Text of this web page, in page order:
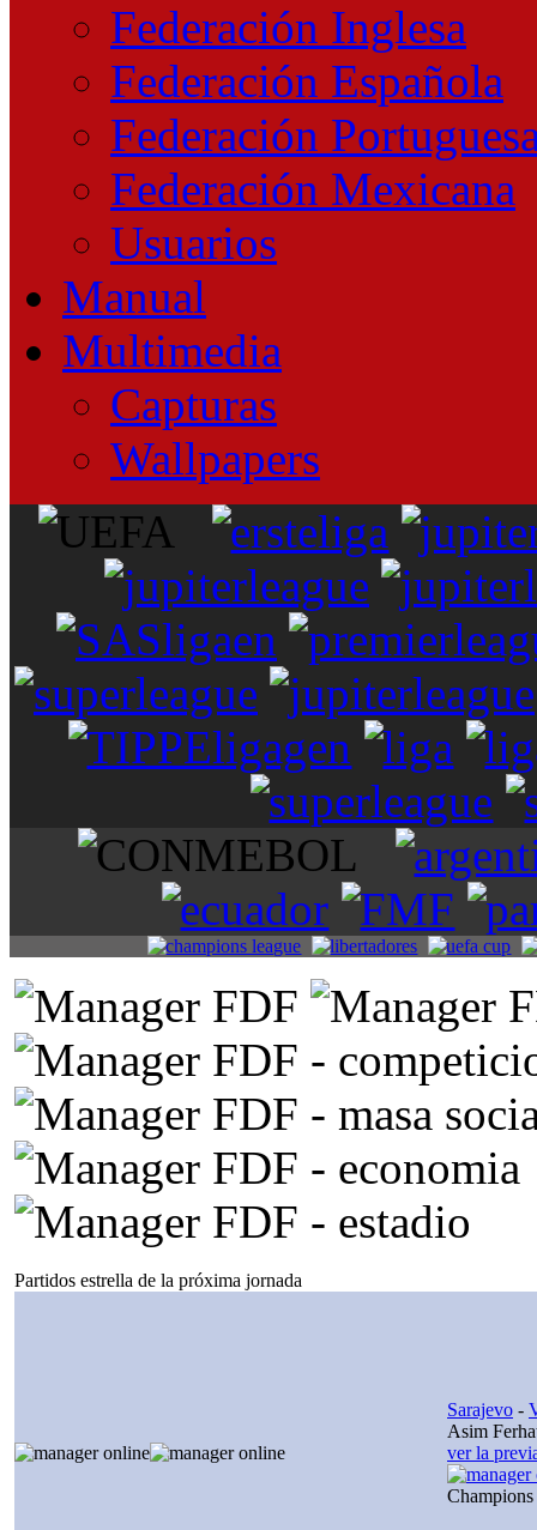
Federación Inglesa
Federación Española
Federación
Federación Mexicana
Usuarios
Manual
Multimedia
Capturas
Wallpapers
Partidos estrella de la próxima jornada
Sarajevo -
Asim
ver la